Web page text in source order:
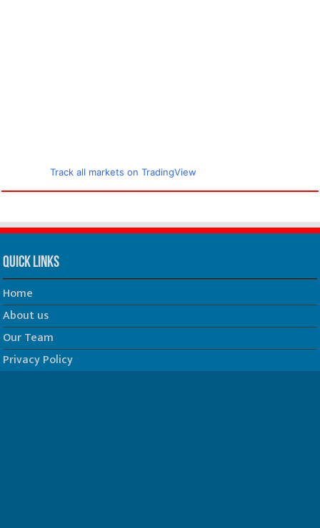
Track all markets on TradingView
Quick Links
Home
About us
Our Team
Privacy Policy